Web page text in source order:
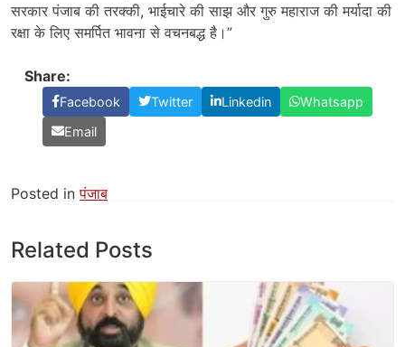
सरकार पंजाब की तरक्की, भाईचारे की साझ और गुरु महाराज की मर्यादा की
रक्षा के लिए समर्पित भावना से वचनबद्ध है।”
Share:
Facebook Twitter Linkedin
Whatsapp
Email
Posted inपंजाब
Related Posts